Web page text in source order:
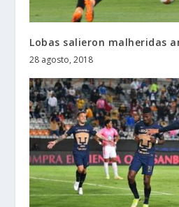
Lobas salieron malheridas
28 agosto, 2018